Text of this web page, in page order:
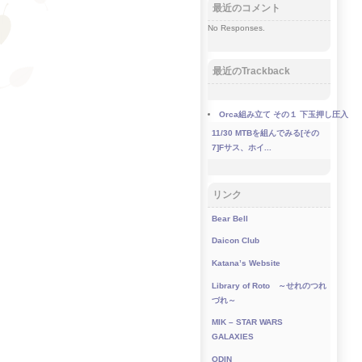
最近のコメント
No Responses.
最近のTrackback
Orca組み立て その１ 下玉押し圧入
11/30 MTBを組んでみる[その
7]Fサス、ホイ...
リンク
Bear Bell
Daicon Club
Katana’s Website
Library of Roto ～せれのつれ
づれ～
MIK – STAR WARS
GALAXIES
ODIN